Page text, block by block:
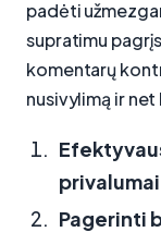
padėti
supratimu
komentarų
nusivylimą ir
Pagerinti